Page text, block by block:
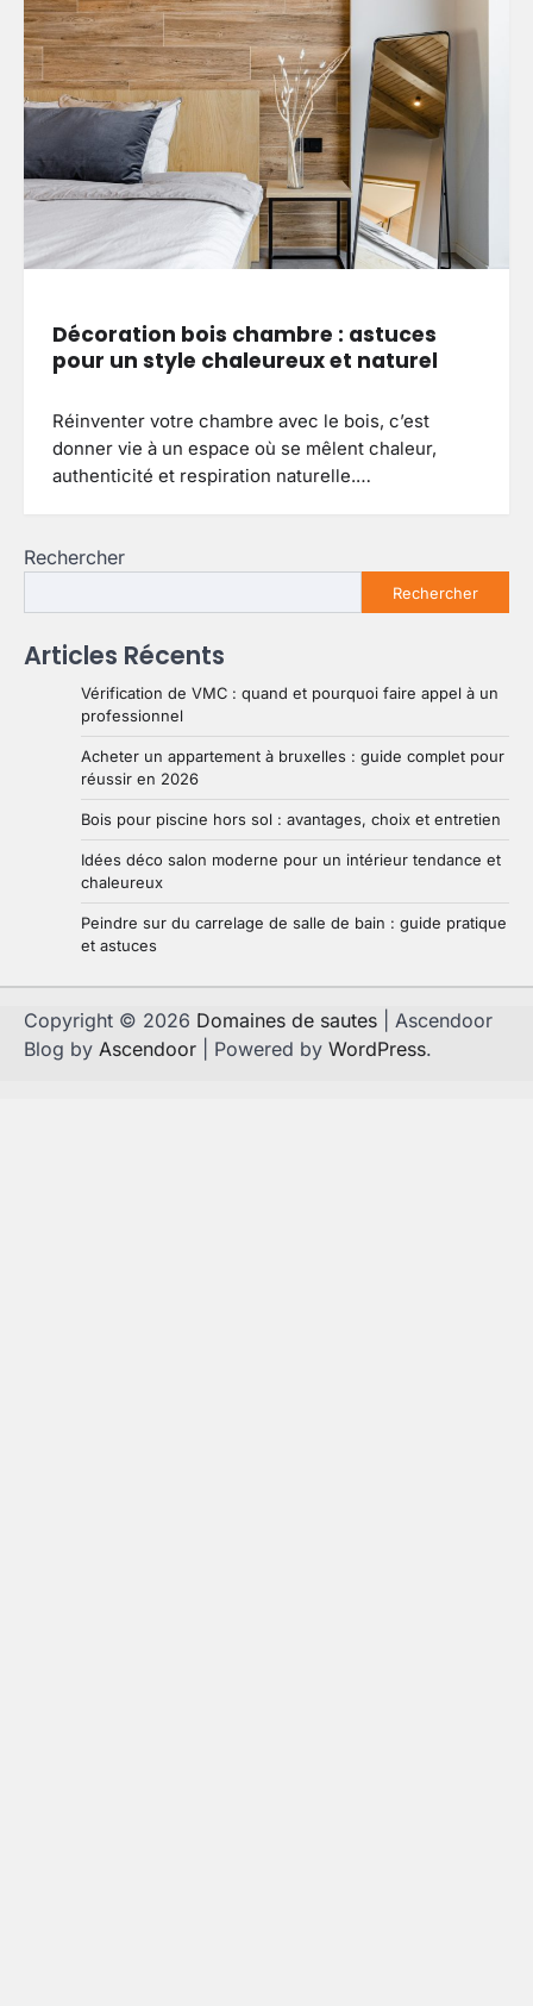
Décoration bois chambre : astuces
pour un style chaleureux et naturel
Réinventer votre chambre avec le bois, c’est
donner vie à un espace où se mêlent chaleur,
authenticité et respiration naturelle.…
Rechercher
Rechercher
Articles Récents
Vérification de VMC : quand et pourquoi faire appel à un
professionnel
Acheter un appartement à bruxelles : guide complet pour
réussir en 2026
Bois pour piscine hors sol : avantages, choix et entretien
Idées déco salon moderne pour un intérieur tendance et
chaleureux
Peindre sur du carrelage de salle de bain : guide pratique
et astuces
Copyright © 2026 Domaines de sautes | Ascendoor
Blog by Ascendoor | Powered by WordPress.